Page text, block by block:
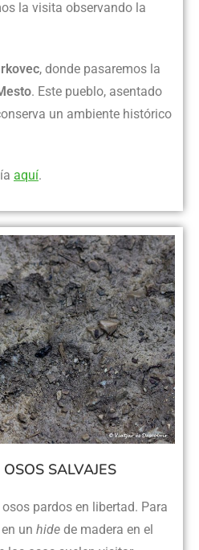
la visita observando la
, donde pasaremos la
. Este pueblo, asentado
un ambiente histórico
aquí.
SALVAJES
pardos en libertad. Para
un hide de madera en el